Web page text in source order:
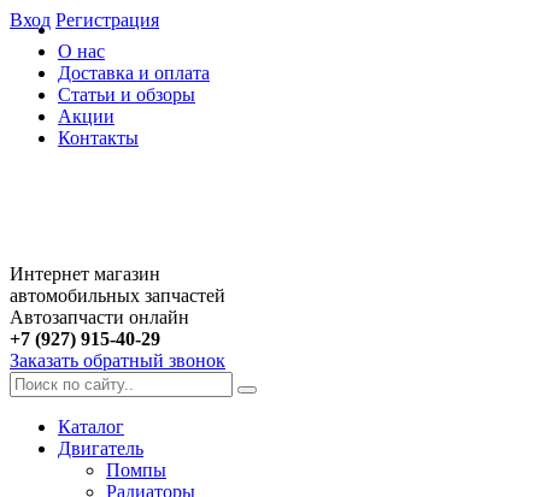
О нас
Доставка и оплата
Статьи и обзоры
Акции
Контакты
Вход Регистрация
Интернет магазин
автомобильных запчастей
Автозапчасти онлайн
+7 (927) 915-40-29
Заказать обратный звонок
Каталог
Двигатель
Помпы
Радиаторы